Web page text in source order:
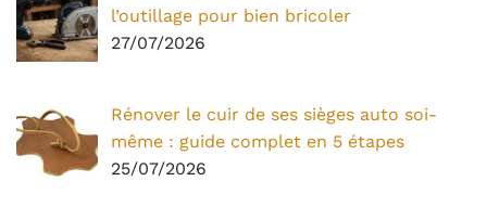
l’outillage pour bien bricoler
27/07/2026
Rénover le cuir de ses sièges auto soi-
même : guide complet en 5 étapes
25/07/2026